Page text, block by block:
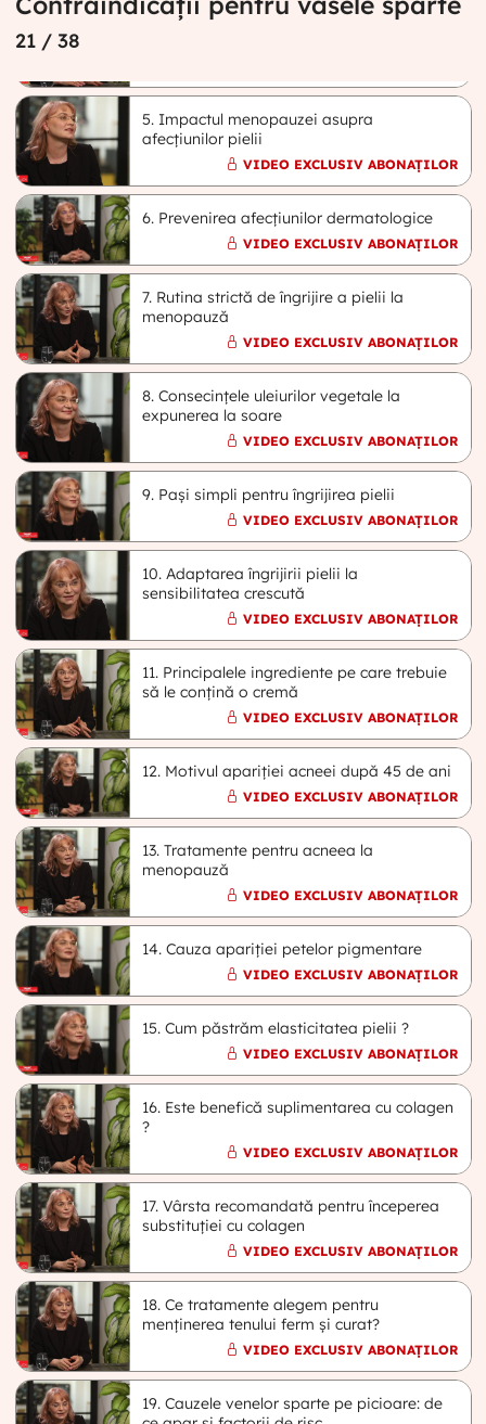
21/ 38
4. Transformarea pielii în perimenopauză
5. Impactul menopauzei asupra
afecțiunilor pielii
VIDEO EXCLUSIV ABONAȚILOR
6. Prevenirea afecțiunilor dermatologice
VIDEO EXCLUSIV ABONAȚILOR
7. Rutina strictă de îngrijire a pielii la
menopauză
VIDEO EXCLUSIV ABONAȚILOR
8. Consecințele uleiurilor vegetale la
expunerea la soare
VIDEO EXCLUSIV ABONAȚILOR
9. Pași simpli pentru îngrijirea pielii
VIDEO EXCLUSIV ABONAȚILOR
10. Adaptarea îngrijirii pielii la
sensibilitatea crescută
VIDEO EXCLUSIV ABONAȚILOR
11. Principalele ingrediente pe care trebuie
să le conțină o cremă
VIDEO EXCLUSIV ABONAȚILOR
12. Motivul apariției acneei după 45 de ani
VIDEO EXCLUSIV ABONAȚILOR
13. Tratamente pentru acneea la
menopauză
VIDEO EXCLUSIV ABONAȚILOR
14. Cauza apariției petelor pigmentare
VIDEO EXCLUSIV ABONAȚILOR
15. Cum păstrăm elasticitatea pielii ?
VIDEO EXCLUSIV ABONAȚILOR
16. Este benefică suplimentarea cu colagen
?
VIDEO EXCLUSIV ABONAȚILOR
17. Vârsta recomandată pentru începerea
substituției cu colagen
VIDEO EXCLUSIV ABONAȚILOR
18. Ce tratamente alegem pentru
menținerea tenului ferm și curat?
VIDEO EXCLUSIV ABONAȚILOR
19. Cauzele venelor sparte pe picioare: de